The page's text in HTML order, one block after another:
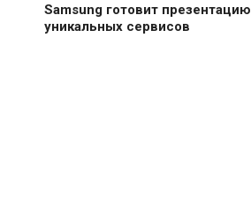
Samsung готовит презентацию
уникальных сервисов